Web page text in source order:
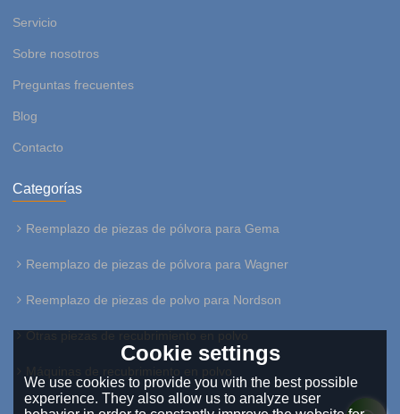
Servicio
Sobre nosotros
Preguntas frecuentes
Blog
Contacto
Categorías
Reemplazo de piezas de pólvora para Gema
Reemplazo de piezas de pólvora para Wagner
Reemplazo de piezas de polvo para Nordson
Otras piezas de recubrimiento en polvo
Cookie settings
We use cookies to provide you with the best possible
experience. They also allow us to analyze user